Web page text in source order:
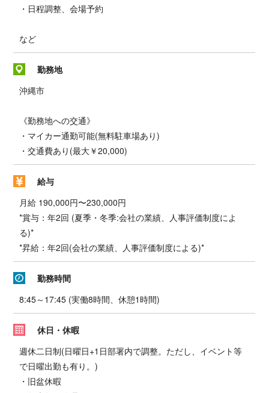
・日程調整、会場予約
など
勤務地
沖縄市
《勤務地への交通》
・マイカー通勤可能(無料駐車場あり)
・交通費あり(最大￥20,000)
給与
月給 190,000円〜230,000円
*賞与：年2回 (夏季・冬季:会社の業績、人事評価制度によ
る)*
*昇給：年2回(会社の業績、人事評価制度による)*
勤務時間
8:45～17:45 (実働8時間、休憩1時間)
休日・休暇
週休二日制(日曜日+1日部署内で調整。ただし、イベント等
で日曜出勤も有り。)
・旧盆休暇